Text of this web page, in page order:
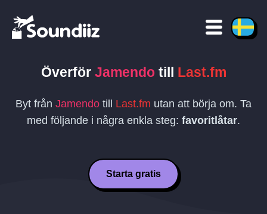
Överför Jamendotill Last.fm
Byt från Jamendo till Last.fm utan att börja om. Ta
med följande i några enkla steg: favoritlåtar.
Starta gratis